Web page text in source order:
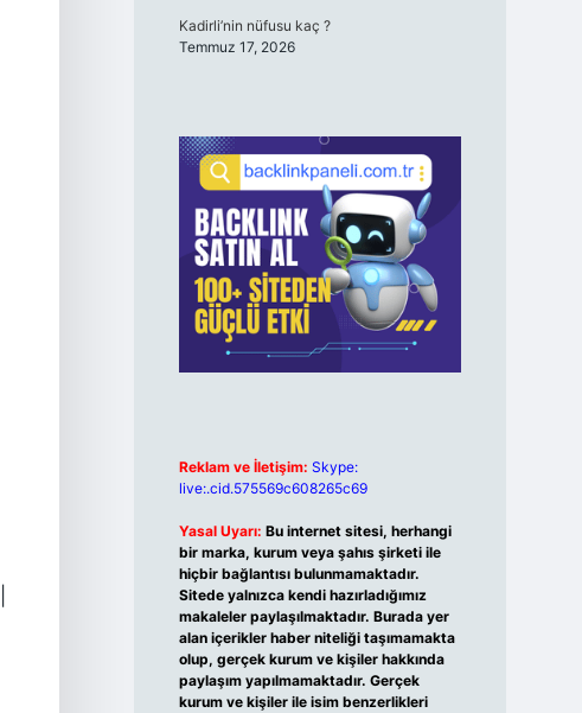
Kadirli’nin nüfusu kaç ?
Temmuz 17, 2026
Reklam ve İletişim: Skype:
live:.cid.575569c608265c69
Yasal Uyarı: Bu internet sitesi, herhangi
bir marka, kurum veya şahıs şirketi ile
hiçbir bağlantısı bulunmamaktadır.
Sitede yalnızca kendi hazırladığımız
makaleler paylaşılmaktadır. Burada yer
alan içerikler haber niteliği taşımamakta
olup, gerçek kurum ve kişiler hakkında
paylaşım yapılmamaktadır. Gerçek
kurum ve kişiler ile isim benzerlikleri